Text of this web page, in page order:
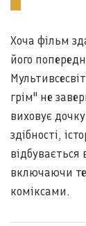
Хоча фільм
його
грім" не
виховує
здібності,
включаючи
коміксами.